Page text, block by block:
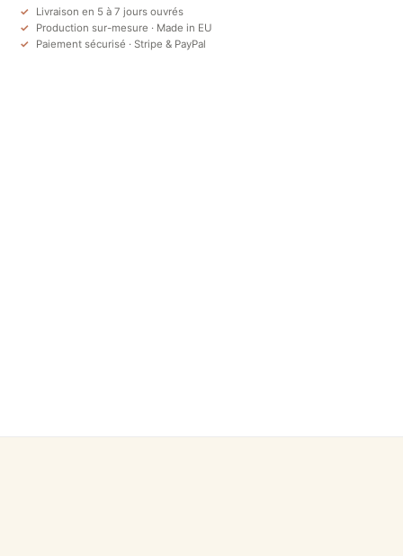
Livraison en 5 à 7 jours ouvrés
Production sur-mesure · Made in EU
Paiement sécurisé · Stripe & PayPal